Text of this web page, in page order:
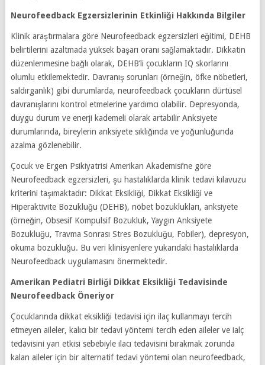
Neurofeedback Egzersizlerinin Etkinliği Hakkında Bilgiler
Klinik araştırmalara göre Neurofeedback egzersizleri eğitimi, DEHB
belirtilerini azaltmada yüksek başarı oranı sağlamaktadır. Dikkatin
düzenlenmesine bağlı olarak, DEHB’li çocukların IQ skorlarını
olumlu etkilemektedir. Davranış sorunları (örneğin, öfke nöbetleri,
saldırganlık) gibi durumlarda, neurofeedback çocukların dürtüsel
davranışlarını kontrol etmelerine yardımcı olabilir. Depresyonda,
duygu durum ve enerji kademeli olarak artabilir Anksiyete
durumlarında, bireylerin anksiyete sıklığında ve yoğunluğunda
azalma gözlenebilir.
Çocuk ve Ergen Psikiyatrisi Amerikan Akademisi’ne göre
Neurofeedback egzersizleri, şu hastalıklarda klinik tedavi kılavuzu
kriterini taşımaktadır: Dikkat Eksikliği, Dikkat Eksikliği ve
Hiperaktivite Bozukluğu (DEHB), nöbet bozuklukları, anksiyete
(örneğin, Obsesif Kompulsif Bozukluk, Yaygın Anksiyete
Bozukluğu, Travma Sonrası Stres Bozukluğu, Fobiler), depresyon,
okuma bozukluğu. Bu veri klinisyenlere yukarıdaki hastalıklarda
Neurofeedback uygulamasını önermektedir.
Amerikan Pediatri Birliği Dikkat Eksikliği Tedavisinde
Neurofeedback Öneriyor
Çocuklarında dikkat eksikliği tedavisi için ilaç kullanmayı tercih
etmeyen aileler, kalıcı bir tedavi yöntemi tercih eden aileler ve ialç
tedavisini yan etkisi sebebiyle ilacı tedavisini bırakmak zorunda
kalan aileler için bir alternatif tedavi yöntemi olan neurofeedback,